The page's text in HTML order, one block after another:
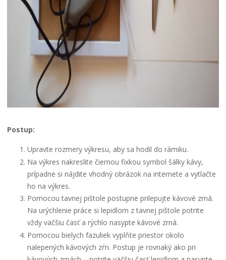
Postup:
Upravte rozmery výkresu, aby sa hodil do rámiku.
Na výkres nakreslite čiernou fixkou symbol šálky kávy,
prípadne si nájdite vhodný obrázok na internete a vytlačte
ho na výkres.
Pomocou tavnej pištole postupne prilepujte kávové zrná.
Na urýchlenie práce si lepidlom z tavnej pištole potrite
vždy väčšiu časť a rýchlo nasypte kávové zrná.
Pomocou bielych fazuliek vyplňte priestor okolo
nalepených kávových zŕn. Postup je rovnaký ako pri